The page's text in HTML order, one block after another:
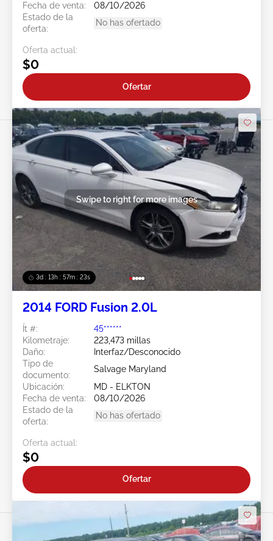
Fecha de venta:
08/10/2026
Estado de la
oferta:
No has ofertado
Oferta actual:
$0
Ofertar
3d : 13h : 57m : 21s
Swipe to right for more images
2014 FORD Fusion 2.0L
Ít #:
45******
Kilometraje:
223,473 millas
Daño:
Interfaz/Desconocido
Tipo de
documento:
Salvage Maryland
Ubicación:
MD - ELKTON
Fecha de venta:
08/10/2026
Estado de la
oferta:
No has ofertado
Oferta actual:
$0
Ofertar